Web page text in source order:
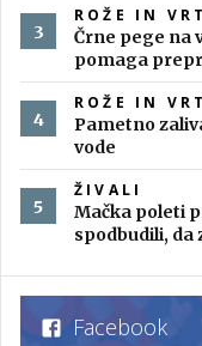
ROŽE IN VRT
Črne pege na
pomaga
ROŽE IN VRT
Pametno
vode
ŽIVALI
Mačka poleti
spodbudili, da
Facebook